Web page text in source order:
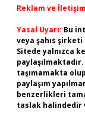
Reklam ve
Yasal Uyarı: Bu
veya şahıs
Sitede yalnızca
taşımamakta
paylaşım
benzerlikleri
taslak halindedir